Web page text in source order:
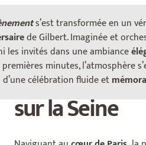
s’est transformée en un
de Gilbert. Imaginée et
les invités dans une ambiance
premières minutes, l’atmosphère
célébration fluide et
L’Évènement
péniche
célébrer un
sur la Seine